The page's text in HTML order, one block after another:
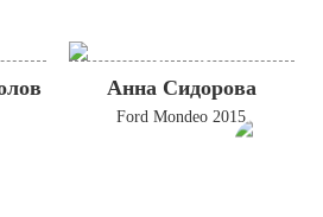
Анна Сидорова
Ford Mondeo 2015